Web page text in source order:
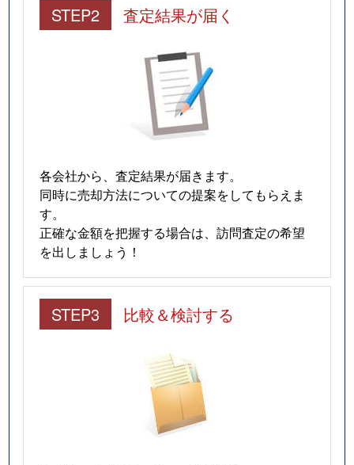
STEP2 査定結果が届く
各会社から、査定結果が届きます。
同時に売却方法についての提案をしてもらえま
す。
正確な金額を把握する場合は、訪問査定の希望
を出しましょう！
STEP3 比較＆検討する